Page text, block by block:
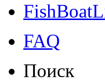
FAQ
Поиск